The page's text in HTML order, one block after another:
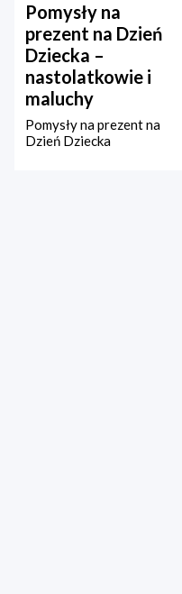
Pomysły na
prezent na Dzień
Dziecka –
nastolatkowie i
maluchy
Pomysły na prezent na
Dzień Dziecka